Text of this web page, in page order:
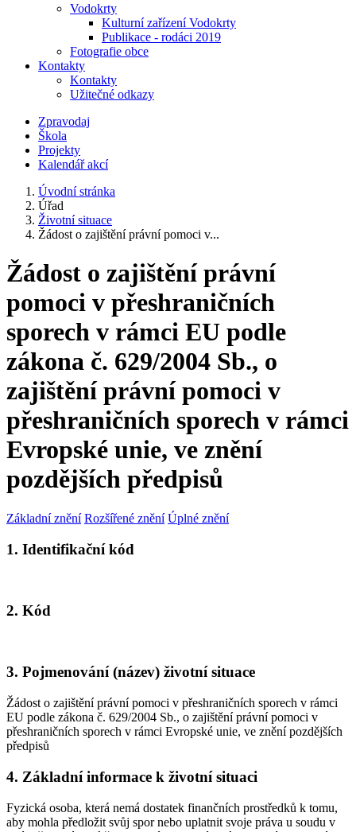
Vodokrty
Kulturní zařízení Vodokrty
Publikace - rodáci 2019
Fotografie obce
Kontakty
Kontakty
Užitečné odkazy
Zpravodaj
Škola
Projekty
Kalendář akcí
Úvodní stránka
Úřad
Životní situace
Žádost o zajištění právní pomoci v...
Žádost o zajištění právní
pomoci v přeshraničních
sporech v rámci EU podle
zákona č. 629/2004 Sb., o
zajištění právní pomoci v
přeshraničních sporech v rámci
Evropské unie, ve znění
pozdějších předpisů
Základní znění Rozšířené znění Úplné znění
1. Identifikační kód
2. Kód
3. Pojmenování (název) životní situace
Žádost o zajištění právní pomoci v přeshraničních sporech v rámci
EU podle zákona č. 629/2004 Sb., o zajištění právní pomoci v
přeshraničních sporech v rámci Evropské unie, ve znění pozdějších
předpisů
4. Základní informace k životní situaci
Fyzická osoba, která nemá dostatek finančních prostředků k tomu,
aby mohla předložit svůj spor nebo uplatnit svoje práva u soudu v